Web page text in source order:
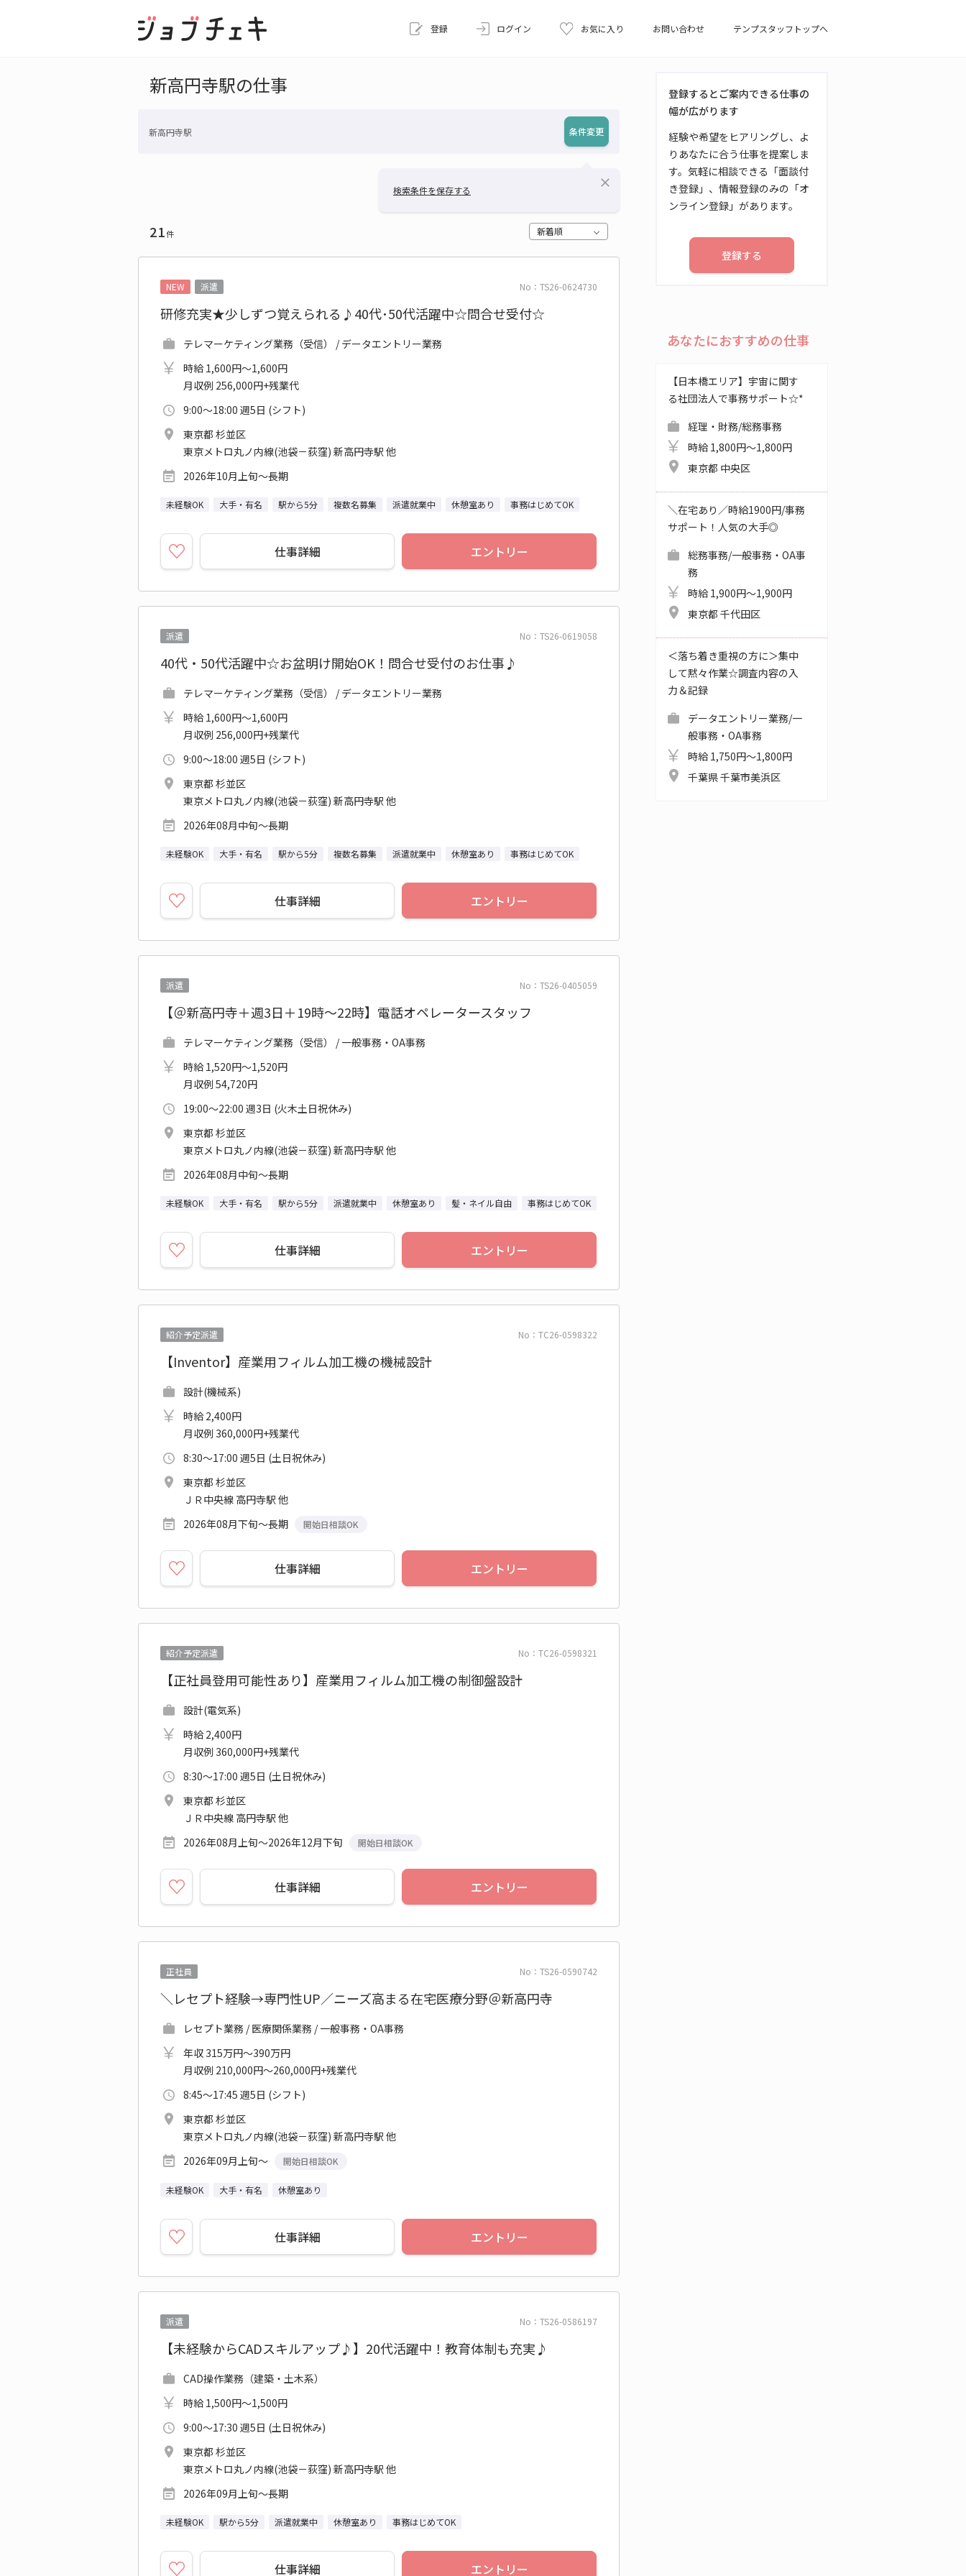
登録 ログイン お気に入り お問い合わせ テンプスタッフトップへ
新高円寺駅の仕事
新高円寺駅 条件変更
検索条件を保存する
close
21件 新着順
No：TS26-0624730
NEW 派遣
研修充実★少しずつ覚えられる♪40代･50代活躍中☆問合せ受付☆
テレマーケティング業務（受信） / データエントリー業務
時給 1,600円～1,600円
月収例 256,000円+残業代
9:00～18:00 週5日 (シフト)
東京都 杉並区
東京メトロ丸ノ内線(池袋－荻窪) 新高円寺駅 他
2026年10月上旬～長期
未経験OK 大手・有名 駅から5分 複数名募集 派遣就業中 休憩室あり 事務はじめてOK
仕事詳細 エントリー
No：TS26-0619058
派遣
40代・50代活躍中☆お盆明け開始OK！問合せ受付のお仕事♪
テレマーケティング業務（受信） / データエントリー業務
時給 1,600円～1,600円
月収例 256,000円+残業代
9:00～18:00 週5日 (シフト)
東京都 杉並区
東京メトロ丸ノ内線(池袋－荻窪) 新高円寺駅 他
2026年08月中旬～長期
未経験OK 大手・有名 駅から5分 複数名募集 派遣就業中 休憩室あり 事務はじめてOK
仕事詳細 エントリー
No：TS26-0405059
派遣
【＠新高円寺＋週3日＋19時～22時】電話オペレータースタッフ
テレマーケティング業務（受信） / 一般事務・OA事務
時給 1,520円～1,520円
月収例 54,720円
19:00～22:00 週3日 (火木土日祝休み)
東京都 杉並区
東京メトロ丸ノ内線(池袋－荻窪) 新高円寺駅 他
2026年08月中旬～長期
未経験OK 大手・有名 駅から5分 派遣就業中 休憩室あり 髪・ネイル自由 事務はじめてOK
仕事詳細 エントリー
No：TC26-0598322
紹介予定派遣
【Inventor】産業用フィルム加工機の機械設計
設計(機械系)
時給 2,400円
月収例 360,000円+残業代
8:30～17:00 週5日 (土日祝休み)
東京都 杉並区
ＪＲ中央線 高円寺駅 他
2026年08月下旬～長期
開始日相談OK
仕事詳細 エントリー
No：TC26-0598321
紹介予定派遣
【正社員登用可能性あり】産業用フィルム加工機の制御盤設計
設計(電気系)
時給 2,400円
月収例 360,000円+残業代
8:30～17:00 週5日 (土日祝休み)
東京都 杉並区
ＪＲ中央線 高円寺駅 他
2026年08月上旬～2026年12月下旬
開始日相談OK
仕事詳細 エントリー
No：TS26-0590742
正社員
＼レセプト経験→専門性UP／ニーズ高まる在宅医療分野＠新高円寺
レセプト業務 / 医療関係業務 / 一般事務・OA事務
年収 315万円～390万円
月収例 210,000円～260,000円+残業代
8:45～17:45 週5日 (シフト)
東京都 杉並区
東京メトロ丸ノ内線(池袋－荻窪) 新高円寺駅 他
2026年09月上旬～
開始日相談OK
未経験OK 大手・有名 休憩室あり
仕事詳細 エントリー
No：TS26-0586197
派遣
【未経験からCADスキルアップ♪】20代活躍中！教育体制も充実♪
CAD操作業務（建築・土木系）
時給 1,500円～1,500円
9:00～17:30 週5日 (土日祝休み)
東京都 杉並区
東京メトロ丸ノ内線(池袋－荻窪) 新高円寺駅 他
2026年09月上旬～長期
未経験OK 駅から5分 派遣就業中 休憩室あり 事務はじめてOK
仕事詳細 エントリー
登録するとご案内できる仕事の
幅が広がります
経験や希望をヒアリングし、よ
りあなたに合う仕事を提案しま
す。気軽に相談できる「面談付
き登録」、情報登録のみの「オ
ンライン登録」があります。
登録する
あなたにおすすめの仕事
【日本橋エリア】宇宙に関す
る社団法人で事務サポート☆*
経理・財務/総務事務
時給 1,800円～1,800円
東京都 中央区
＼在宅あり／時給1900円/事務
サポート！人気の大手◎
総務事務/一般事務・OA事
務
時給 1,900円～1,900円
東京都 千代田区
＜落ち着き重視の方に＞集中
して黙々作業☆調査内容の入
力＆記録
データエントリー業務/一
般事務・OA事務
時給 1,750円～1,800円
千葉県 千葉市美浜区